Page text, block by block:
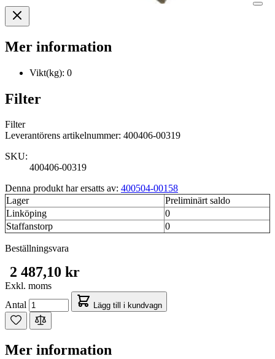
Mer information
Vikt(kg): 0
Filter
Filter
Leverantörens artikelnummer: 400406-00319
SKU:
400406-00319
Denna produkt har ersatts av: 400504-00158
Lager
Preliminärt saldo
Linköping
0
Staffanstorp
0
Beställningsvara
2 487,10 kr
Exkl. moms
Antal
Lägg till i kundvagn
Mer information